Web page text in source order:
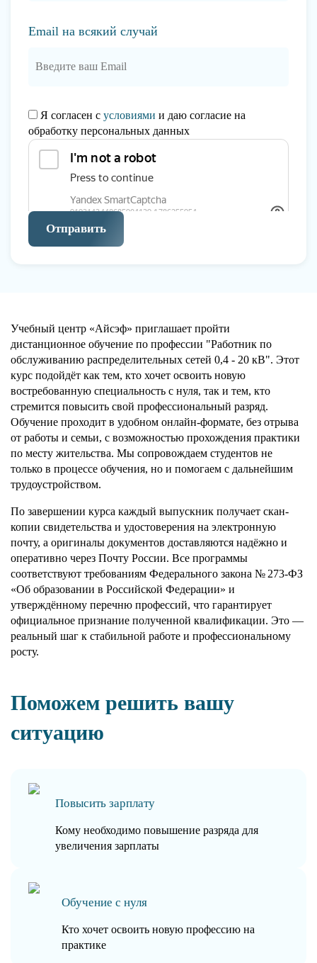
Email на всякий случай
Я согласен с условиями и даю согласие на
обработку персональных данных
Отправить
Учебный центр «Айсэф» приглашает пройти
дистанционное обучение по профессии "Работник по
обслуживанию распределительных сетей 0,4 - 20 кВ". Этот
курс подойдёт как тем, кто хочет освоить новую
востребованную специальность с нуля, так и тем, кто
стремится повысить свой профессиональный разряд.
Обучение проходит в удобном онлайн-формате, без отрыва
от работы и семьи, с возможностью прохождения практики
по месту жительства. Мы сопровождаем студентов не
только в процессе обучения, но и помогаем с дальнейшим
трудоустройством.
По завершении курса каждый выпускник получает скан-
копии свидетельства и удостоверения на электронную
почту, а оригиналы документов доставляются надёжно и
оперативно через Почту России. Все программы
соответствуют требованиям Федерального закона № 273-ФЗ
«Об образовании в Российской Федерации» и
утверждённому перечню профессий, что гарантирует
официальное признание полученной квалификации. Это —
реальный шаг к стабильной работе и профессиональному
росту.
Поможем решить вашу
ситуацию
Повысить зарплату
Кому необходимо повышение разряда для
увеличения зарплаты
Обучение с нуля
Кто хочет освоить новую профессию на
практике